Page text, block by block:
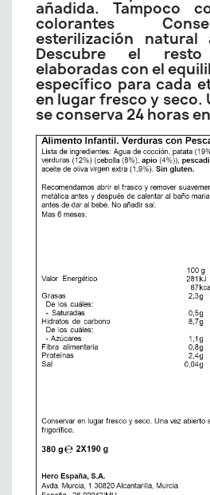
añadida. Tampoco
colorantes
esterilización natural
Descubre el
elaboradas con el
específico para cada
en lugar fresco y seco.
se conserva 24 horas